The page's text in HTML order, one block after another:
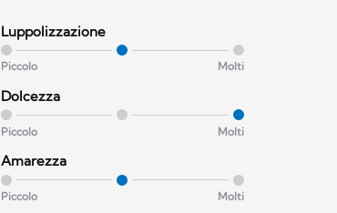
Luppolizzazione
Piccolo Molti
Dolcezza
Piccolo Molti
Amarezza
Piccolo Molti